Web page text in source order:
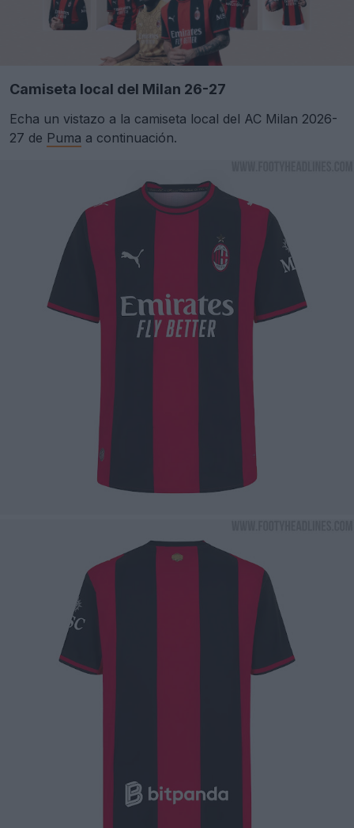
Camiseta local del Milan 26-27
Echa un vistazo a la camiseta local del AC Milan 2026-
27 de Puma a continuación.